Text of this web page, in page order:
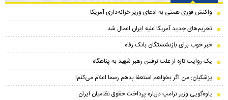
واکنش فوری همتی به ادعای وزیر خزانه‌داری آمریکا
تحریم‌های جدید آمریکا علیه ایران اعمال شد
خبر خوب برای بازنشستگان بانک رفاه
یک روایت تازه از علت نرفتن رهبر شهید به پناهگاه
پزشکیان: من اگر بخواهم استعفا بدهم رسما اعلام می‌کنم!
یاوه‌گویی وزیر ترامپ درباره پرداخت حقوق نظامیان ایران